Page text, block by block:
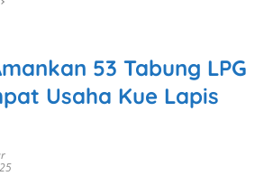
53 Tabung LPG
Usaha Kue Lapis